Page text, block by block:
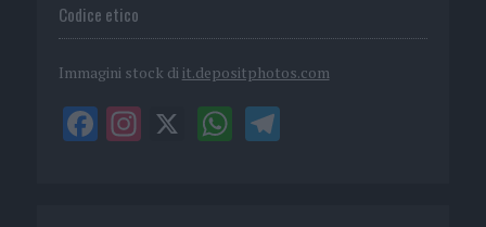
Codice etico
Immagini stock di it.depositphotos.com